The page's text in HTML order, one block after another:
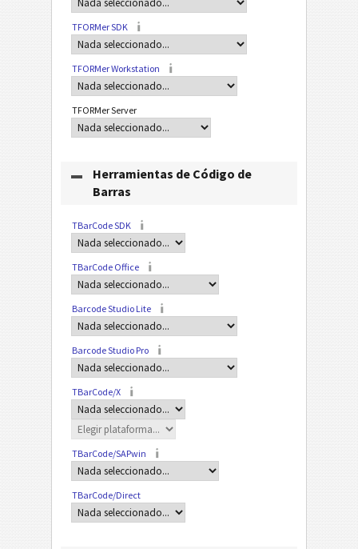
TFORMer SDK
TFORMer Workstation
TFORMer Server
Herramientas de Código de
Barras
TBarCode SDK
TBarCode Office
Barcode Studio Lite
Barcode Studio Pro
TBarCode/X
TBarCode/SAPwin
TBarCode/Direct